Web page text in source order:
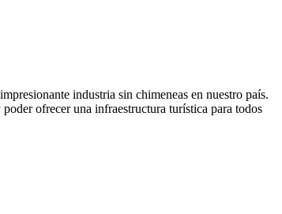
industria sin chimeneas en nuestro país.
ofrecer una infraestructura turística para todos